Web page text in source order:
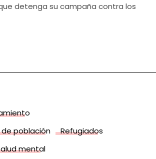
detenga su campaña contra los
población
Refugiados
mental